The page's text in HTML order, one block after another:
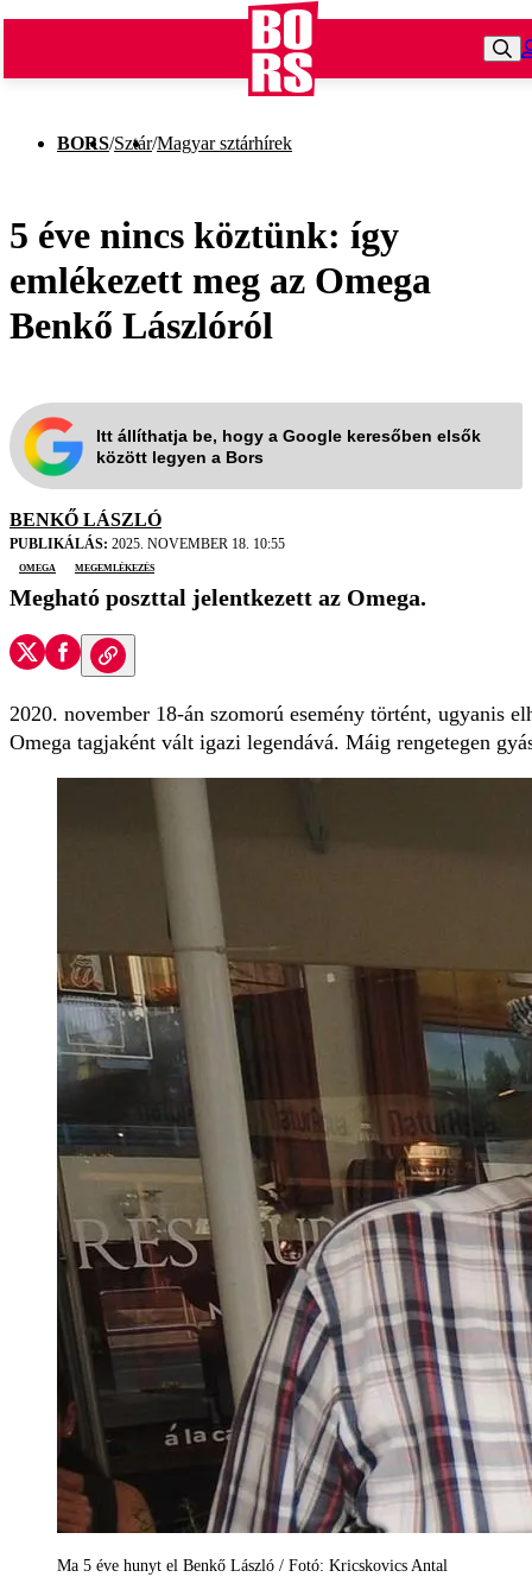
BORS/Sztár/Magyar sztárhírek
5 éve nincs köztünk: így
emlékezett meg az Omega
Benkő Lászlóról
Itt állíthatja be, hogy a Google keresőben elsők
között legyen a Bors
BENKŐ LÁSZLÓ
PUBLIKÁLÁS: 2025. NOVEMBER 18. 10:55
Omega
megemlékezés
Megható poszttal jelentkezett az Omega.
2020. november 18-án szomorú esemény történt, ugyanis
Omega tagjaként vált igazi legendává. Máig rengetegen
Ma 5 éve hunyt el Benkő László / Fotó: Kricskovics Antal